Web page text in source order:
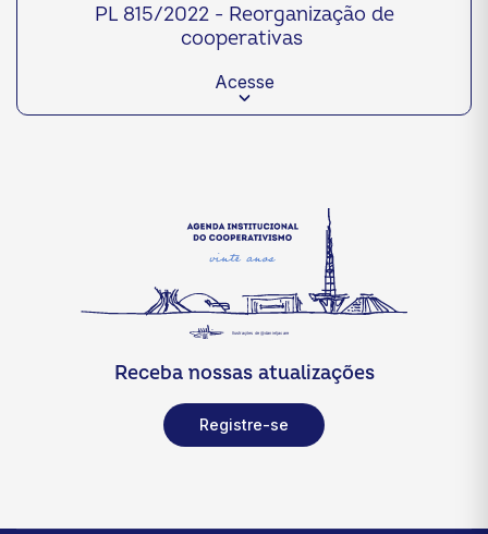
PL 815/2022 - Reorganização de
cooperativas
Acesse
Receba nossas atualizações
Registre-se